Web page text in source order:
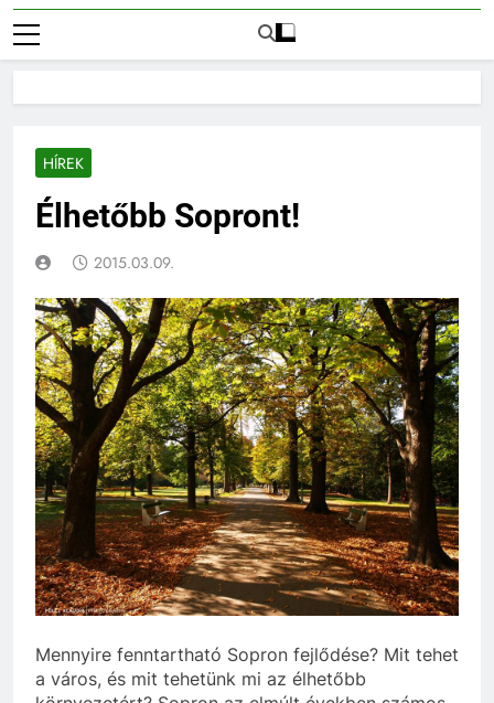
HÍREK
Élhetőbb Sopront!
2015.03.09.
Mennyire fenntartható Sopron fejlődése? Mit tehet
a város, és mit tehetünk mi az élhetőbb